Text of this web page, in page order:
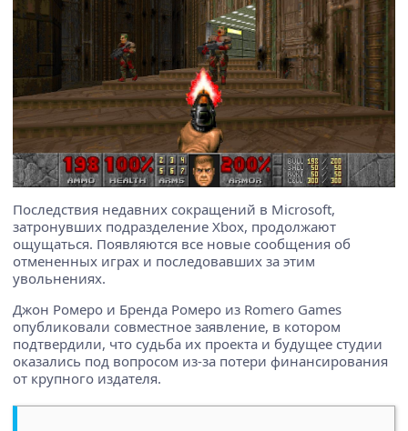
Последствия недавних сокращений в Microsoft,
затронувших подразделение Xbox, продолжают
ощущаться. Появляются все новые сообщения об
отмененных играх и последовавших за этим
увольнениях.
Джон Ромеро и Бренда Ромеро из Romero Games
опубликовали совместное заявление, в котором
подтвердили, что судьба их проекта и будущее студии
оказались под вопросом из-за потери финансирования
от крупного издателя.